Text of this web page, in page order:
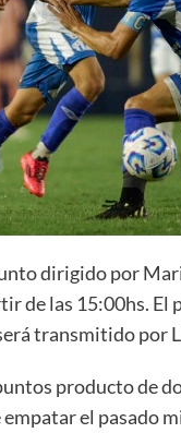
dirigido por
de las 15:00hs. El
transmitido por
producto de
el pasado